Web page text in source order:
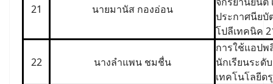
21 นายมานัส กองอ่อน
ประกาศนียบั
โปลีเทคนิค
22 นางลำแพน ชมชื่น
การใช้แอป
นักเรียนระดั
เทคโนโลยีด